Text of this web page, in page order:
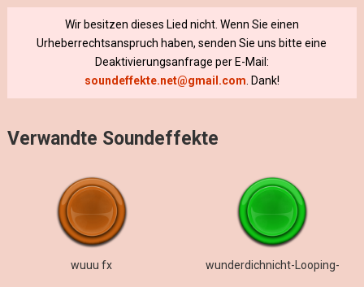
Wir besitzen dieses Lied nicht. Wenn Sie einen
Urheberrechtsanspruch haben, senden Sie uns bitte eine
Deaktivierungsanfrage per E-Mail:
soundeffekte.net@gmail.com . Dank!
Verwandte Soundeffekte
wuuu fx wunderdichnicht-Looping-